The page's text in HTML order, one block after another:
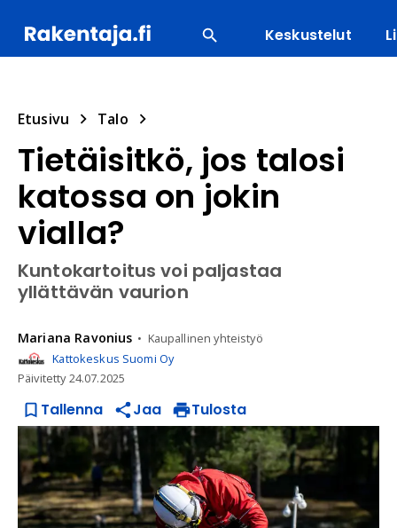
Keskustelut
Etusivu Talo
Tietäisitkö, jos talosi
katossa on jokin
vialla?
Kuntokartoitus voi paljastaa
yllättävän vaurion
Mariana Ravonius
Kaupallinen yhteistyö
Kattokeskus Suomi Oy
Päivitetty24.07.2025
Tallenna Jaa Tulosta